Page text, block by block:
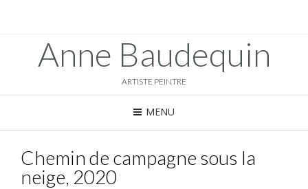
Anne Baudequin
ARTISTE PEINTRE
MENU
Chemin de campagne sous la
neige, 2020